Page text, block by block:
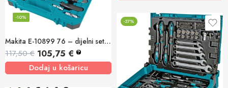
Makita E-10899 76 – dijelni set ručnog alata in bit nastavaka
-10%
117,50€ 105,75 € ?
Dodaj u košaricu
-37%